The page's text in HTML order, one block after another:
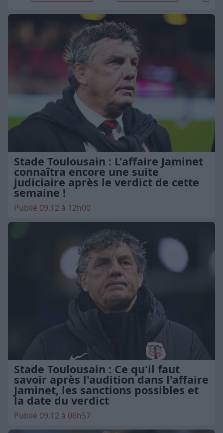
Stade Toulousain : L'affaire Jaminet
connaîtra encore une suite
judiciaire après le verdict de cette
semaine !
Publié 09.12 à 12h00
Stade Toulousain : Ce qu'il faut
savoir après l'audition dans l'affaire
Jaminet, les sanctions possibles et
la date du verdict
Publié 09.12 à 06h57